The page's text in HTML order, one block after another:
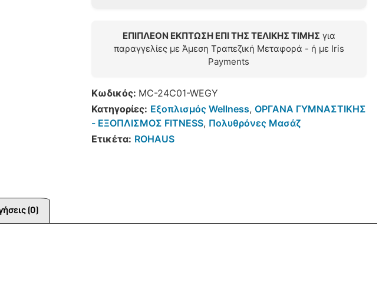
ΕΠΙΠΛΕΟΝ ΕΚΠΤΩΣΗ ΕΠΙ ΤΗΣ ΤΕΛΙΚΗΣ ΤΙΜΗΣ για
παραγγελίες με Άμεση Τραπεζική Μεταφορά - ή με Iris
Payments
Κωδικός: MC-24C01-WEGY
Κατηγορίες: Εξοπλισμός Wellness, ΟΡΓΑΝΑ ΓΥΜΝΑΣΤΙΚΗΣ
- ΕΞΟΠΛΙΣΜΟΣ FITNESS, Πολυθρόνες Μασάζ
Ετικέτα: ROHAUS
(0)